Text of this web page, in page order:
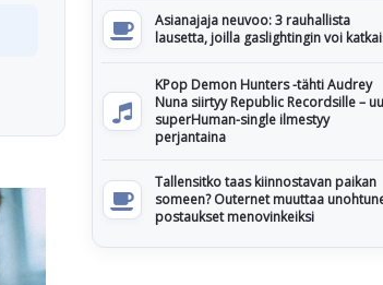
Asianajaja neuvoo: 3 rauhallista
lausetta, joilla gaslightingin voi
KPop Demon Hunters -tähti Audrey
Nuna siirtyy Republic Recordsille –
superHuman-single ilmestyy
perjantaina
Tallensitko taas kiinnostavan paikan
someen? Outernet muuttaa
postaukset menovinkeiksi